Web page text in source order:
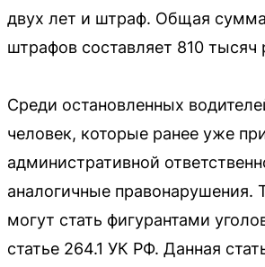
двух лет и штраф. Общая
штрафов составляет 810 тысяч
Среди остановленных
человек, которые ранее уже
административной
аналогичные правонарушения.
могут стать фигурантами
статье 264.1 УК РФ. Данная